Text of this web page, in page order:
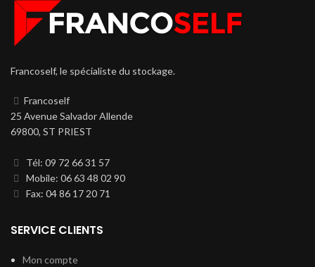
Francoself, le spécialiste du stockage.
Francoself
25 Avenue Salvador Allende
69800, ST PRIEST
Tél: 09 72 66 31 57
Mobile: 06 63 48 02 90
Fax: 04 86 17 20 71
SERVICE CLIENTS
Mon compte